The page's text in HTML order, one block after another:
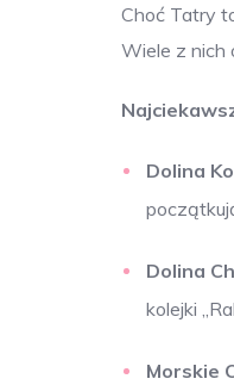
Choć Tatry
Wiele z nich
Dolina
Dolina
kolejki
Morskie